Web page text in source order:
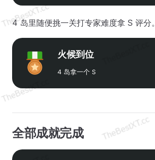
4 岛里随便挑一关打专家难度拿 S 评分。
火候到位
4 岛拿一个 S
全部成就完成